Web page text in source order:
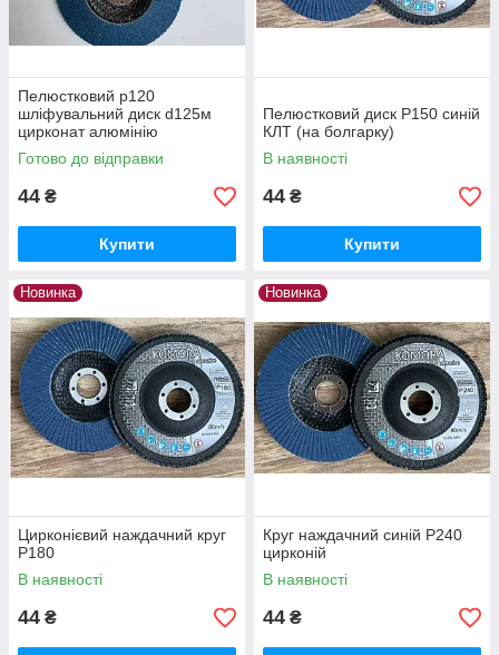
Пелюстковий р120
шліфувальний диск d125м
цирконат алюмінію
Готово до відправки
44 ₴
Купити
Пелюстковий диск Р150 синій
КЛТ (на болгарку)
В наявності
44 ₴
Купити
Новинка
Цирконієвий наждачний круг
Р180
В наявності
44 ₴
Новинка
Круг наждачний синій Р240
цирконій
В наявності
44 ₴